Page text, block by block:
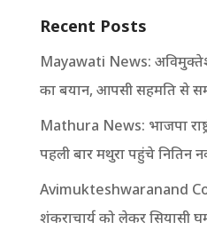
Recent Posts
Mayawati News:
का बयान, आपसी सहमति से
Mathura News: भाजपा
पहली बार मथुरा पहुंचे नितिन
Avimukteshwaranand
शंकराचार्य को लेकर सियासी